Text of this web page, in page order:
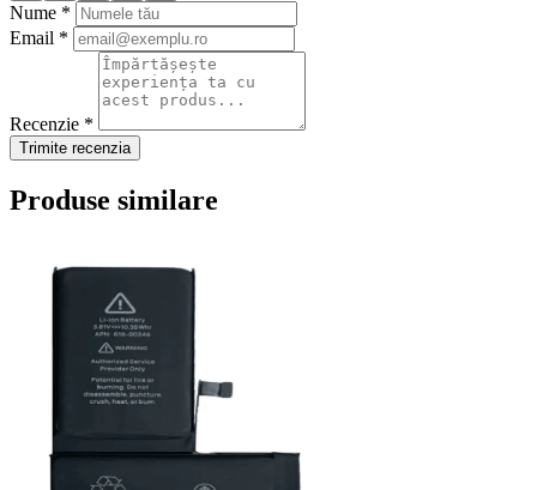
Nume *
Email *
Recenzie *
Trimite recenzia
Produse similare